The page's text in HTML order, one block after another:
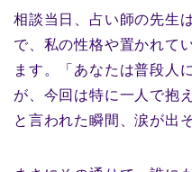
相談当日、占い師の先生
で、私の性格や置かれて
ます。「あなたは普段人
が、今回は特に一人で抱
と言われた瞬間、涙が出